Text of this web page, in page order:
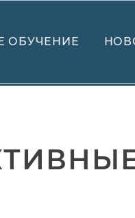
ОБУЧЕНИЕ